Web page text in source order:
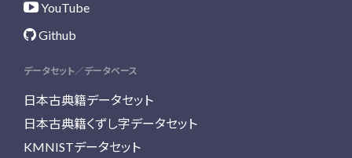
YouTube
Github
データセット／データベース
日本古典籍データセット
日本古典籍くずし字データセット
KMNISTデータセット